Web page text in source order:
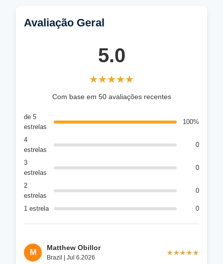
Avaliação Geral
5.0
★★★★★
★★★★★
Com base em 50 avaliações recentes
de 5
estrelas
100%
4
estrelas
0
3
estrelas
0
2
estrelas
0
1 estrela 0
M
Matthew Obillor
Brazil | Jul 6.2026
★★★★★
★★★★★